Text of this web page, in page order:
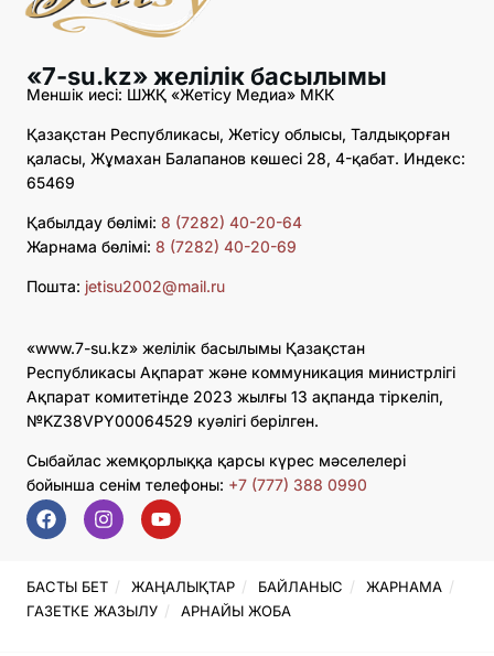
«7-su.kz» желілік басылымы
Меншік иесі: ШЖҚ «Жетісу Медиа» МКК
Қазақстан Республикасы, Жетісу облысы, Талдықорған
қаласы, Жұмахан Балапанов көшесі 28, 4-қабат. Индекс:
65469
Қабылдау бөлімі: 8 (7282) 40-20-64
Жарнама бөлімі: 8 (7282) 40-20-69
Пошта: jetisu2002@mail.ru
«www.7-su.kz» желілік басылымы Қазақстан
Республикасы Ақпарат және коммуникация министрлігі
Ақпарат комитетінде 2023 жылғы 13 ақпанда тіркеліп,
№KZ38VPY00064529 куәлігі берілген.
Сыбайлас жемқорлыққа қарсы күрес мәселелері
бойынша сенім телефоны: +7 (777) 388 0990
БАСТЫ БЕТ ЖАҢАЛЫҚТАР БАЙЛАНЫС
ЖАРНАМА
ГАЗЕТКЕ ЖАЗЫЛУ
АРНАЙЫ ЖОБА